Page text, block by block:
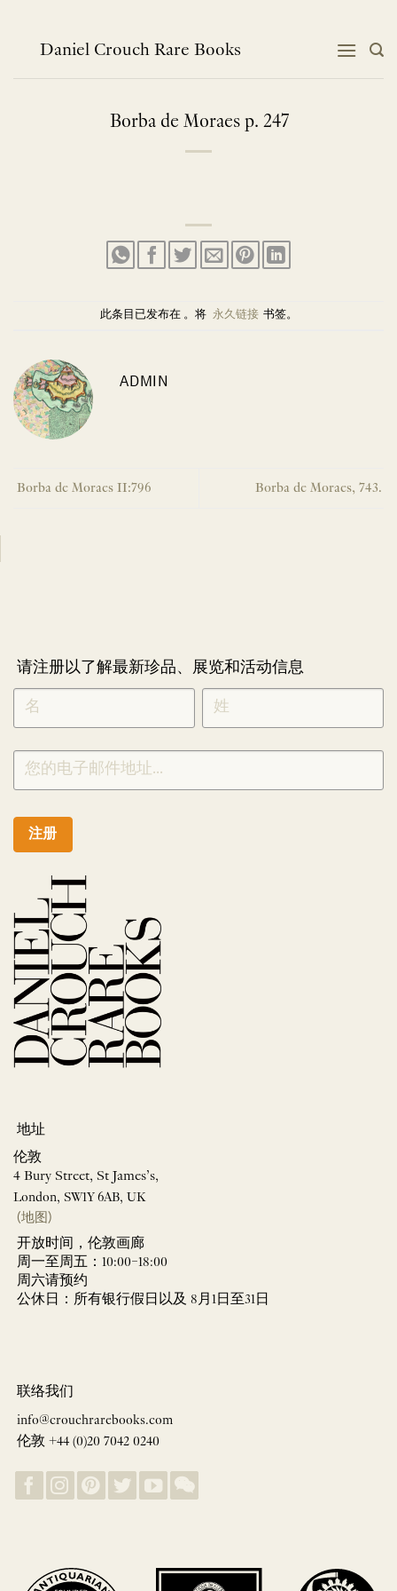
Daniel Crouch Rare Books
Borba de Moraes p. 247
此条目已发布在 。将 永久链接 书签。
ADMIN
Borba de Moraes II:796 Borba de Moraes, 743.
请注册以了解最新珍品、展览和活动信息
NEWLETTER
SIGNUP
CHINESE
*
注册
地址
伦敦
4 Bury Street, St James’s,
London, SW1Y 6AB, UK
(地图)
开放时间，伦敦画廊
周一至周五：10:00–18:00
周六请预约
公休日：所有银行假日以及 8月1日至31日
联络我们
info@crouchrarebooks.com
伦敦 +44 (0)20 7042 0240